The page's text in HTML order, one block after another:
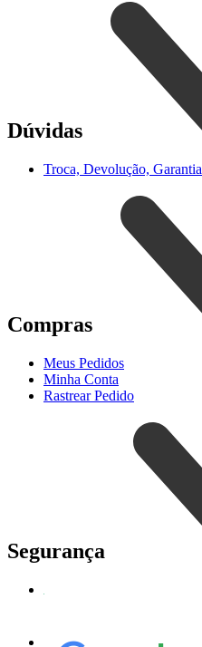
Dúvidas
Troca, Devolução, Garantia
Compras
Meus Pedidos
Minha Conta
Rastrear Pedido
Segurança